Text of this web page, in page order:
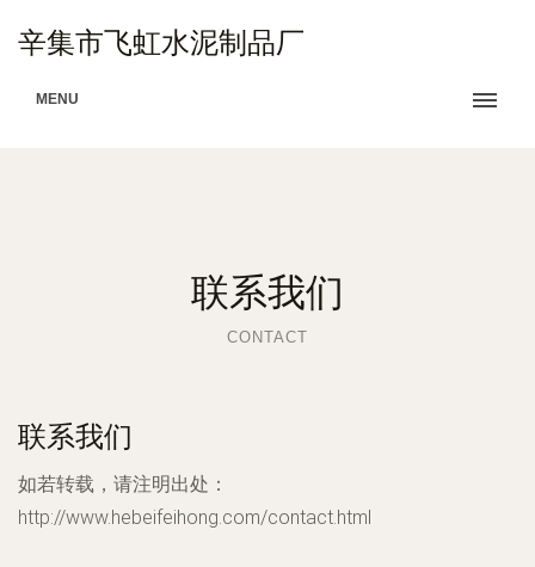
辛集市飞虹水泥制品厂
MENU
联系我们
CONTACT
联系我们
如若转载，请注明出处：
http://www.hebeifeihong.com/contact.html